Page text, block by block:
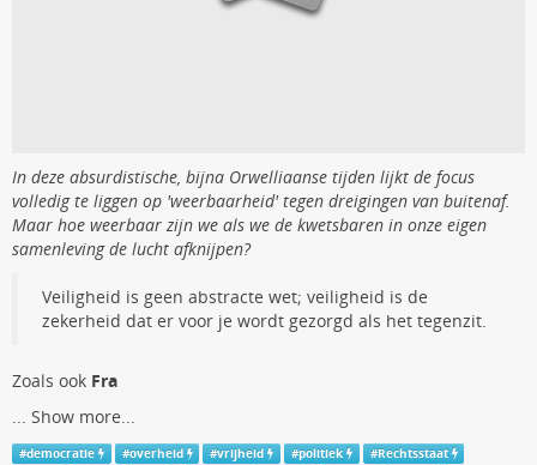
In deze absurdistische, bijna Orwelliaanse tijden lijkt de focus
volledig te liggen op 'weerbaarheid' tegen dreigingen van buitenaf.
Maar hoe weerbaar zijn we als we de kwetsbaren in onze eigen
samenleving de lucht afknijpen?
Veiligheid is geen abstracte wet; veiligheid is de
zekerheid dat er voor je wordt gezorgd als het tegenzit.
Zoals ook Fra
Show more...
#democratie #overheid #vrijheid #politiek #Rechtsstaat